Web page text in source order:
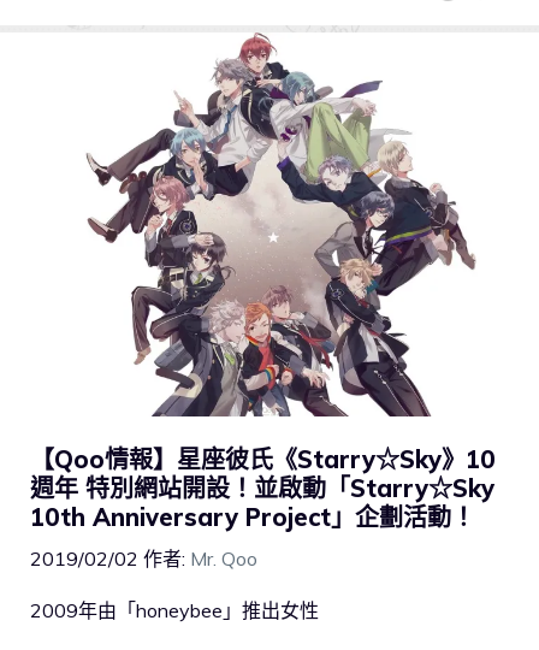
【Qoo情報】星座彼氏《Starry☆Sky》10
週年 特別網站開設！並啟動「Starry☆Sky
10th Anniversary Project」企劃活動！
2019/02/02 作者: Mr. Qoo
2009年由「honeybee」推出女性